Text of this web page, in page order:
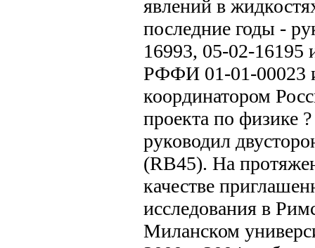
явлений в
последние годы -
16993, 05-02-
РФФИ 01-01-00023
координатором
проекта по физике
руководил
(RB45). На
качестве
исследования в
Миланском